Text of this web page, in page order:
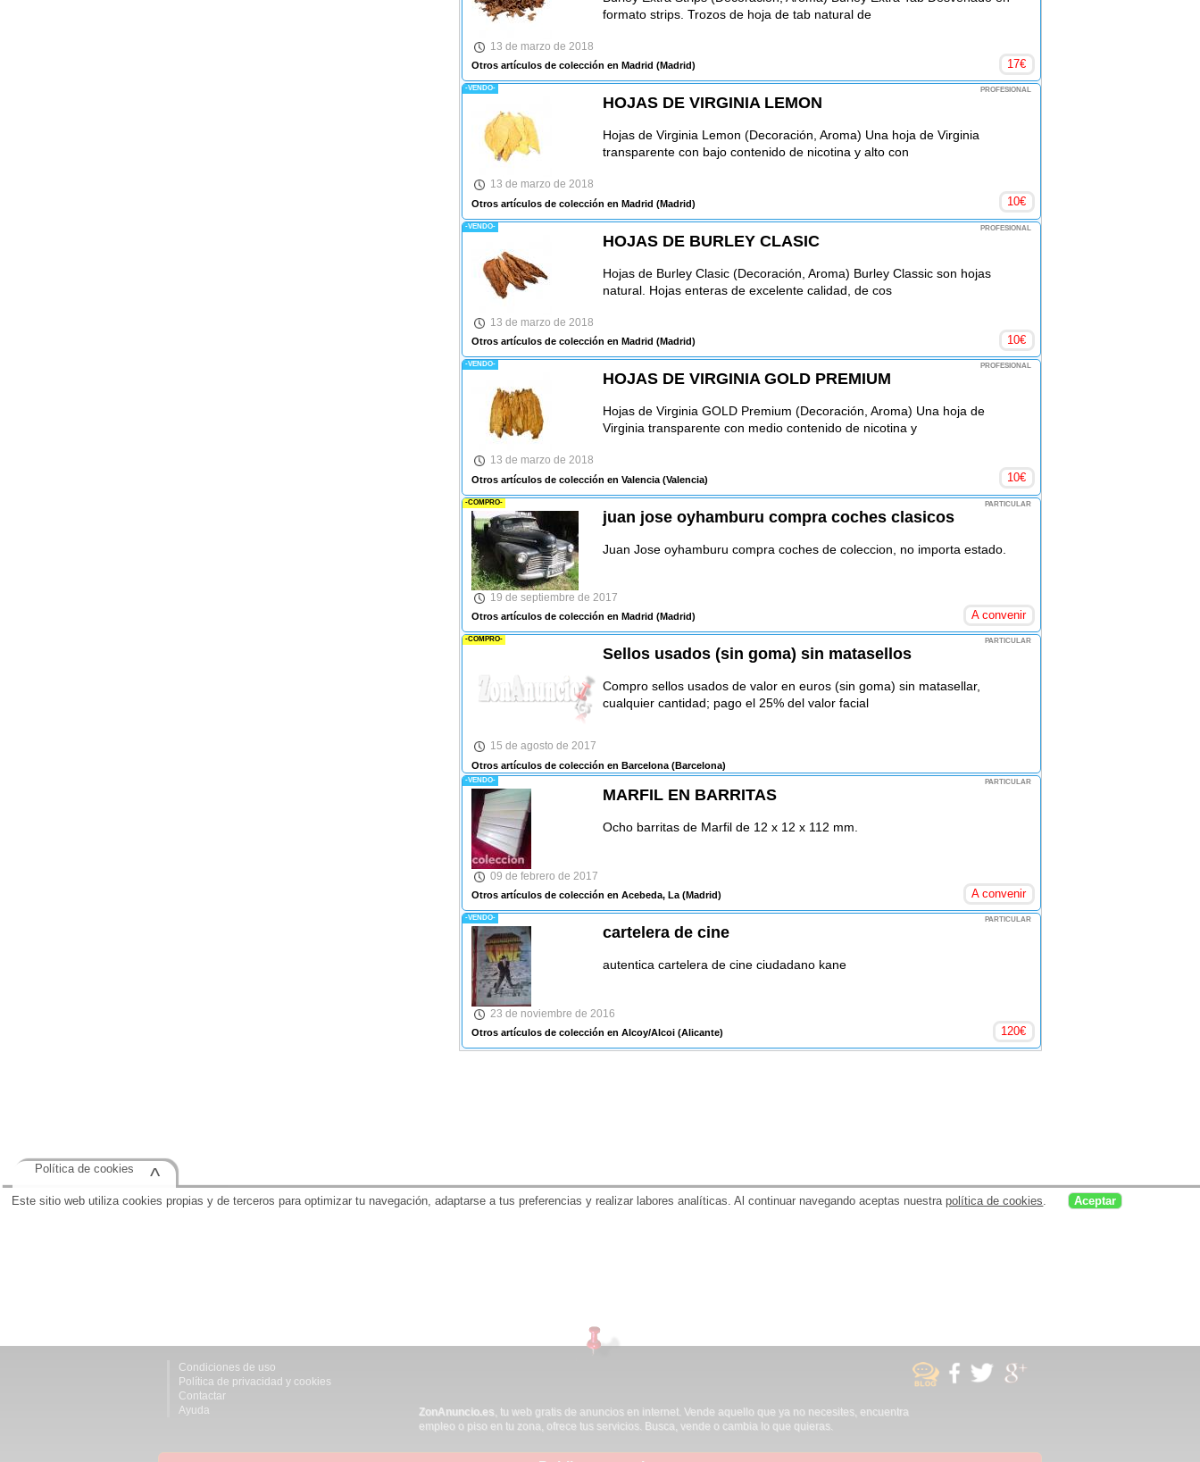
formato strips. Trozos de hoja de tab natural de
13 de marzo de 2018
Otros artículos de colección en Madrid (Madrid) 17€
-VENDO- PROFESIONAL
HOJAS DE VIRGINIA LEMON
Hojas de Virginia Lemon (Decoración, Aroma) Una hoja de Virginia
transparente con bajo contenido de nicotina y alto con
13 de marzo de 2018
Otros artículos de colección en Madrid (Madrid) 10€
-VENDO- PROFESIONAL
HOJAS DE BURLEY CLASIC
Hojas de Burley Clasic (Decoración, Aroma) Burley Classic son hojas
natural. Hojas enteras de excelente calidad, de cos
13 de marzo de 2018
Otros artículos de colección en Madrid (Madrid) 10€
-VENDO- PROFESIONAL
HOJAS DE VIRGINIA GOLD PREMIUM
Hojas de Virginia GOLD Premium (Decoración, Aroma) Una hoja de
Virginia transparente con medio contenido de nicotina y
13 de marzo de 2018
Otros artículos de colección en Valencia(Valencia) 10€
-COMPRO- PARTICULAR
juan jose oyhamburu compra coches clasicos
Juan Jose oyhamburu compra coches de coleccion, no importa estado.
19 de septiembre de 2017
Otros artículos de colección en Madrid (Madrid) A convenir
-COMPRO- PARTICULAR
Sellos usados (sin goma) sin matasellos
Compro sellos usados de valor en euros (sin goma) sin matasellar,
cualquier cantidad; pago el 25% del valor facial
15 de agosto de 2017
Otros artículos de colección en Barcelona(Barcelona)
-VENDO- PARTICULAR
MARFIL EN BARRITAS
Ocho barritas de Marfil de 12 x 12 x 112 mm.
09 de febrero de 2017
Otros artículos de colección en Acebeda, La(Madrid) A convenir
-VENDO- PARTICULAR
cartelera de cine
autentica cartelera de cine ciudadano kane
23 de noviembre de 2016
Otros artículos de colección en Alcoy/Alcoi(Alicante) 120€
Condiciones de uso
Política de privacidad y cookies
Contactar
Ayuda
ZonAnuncio.es, tu web gratis de anuncios en internet. Vende aquello que ya no necesites, encuentra
empleo o piso en tu zona, ofrece tus servicios. Busca, vende o cambia lo que quieras.
Este sitio web utiliza cookies propias y de terceros para optimizar tu navegación, adaptarse a tus preferencias y realizar labores analíticas. Al continuar navegando aceptas nuestrapolítica de cookies. Aceptar
Política de cookies ^